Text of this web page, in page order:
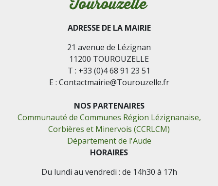
ADRESSE DE LA MAIRIE
21 avenue de Lézignan
11200 TOUROUZELLE
T : +33 (0)4 68 91 23 51
E : Contactmairie@Tourouzelle.fr
NOS PARTENAIRES
Communauté de Communes Région Lézignanaise,
Corbières et Minervois (CCRLCM)
Département de l'Aude
HORAIRES
Du lundi au vendredi : de 14h30 à 17h